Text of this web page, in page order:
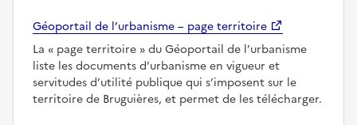
Géoportail de l’urbanisme – page territoire
La
page territoire
du Géoportail de l’urbanisme
liste les documents d’urbanisme en vigueur et
servitudes d’utilité publique qui s’imposent sur le
territoire de Bruguières, et permet de les télécharger.